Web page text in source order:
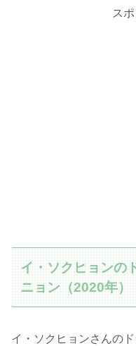
ス
イ・ソクヒョンの
ニョン（2020年）
イ・ソクヒョンさんの